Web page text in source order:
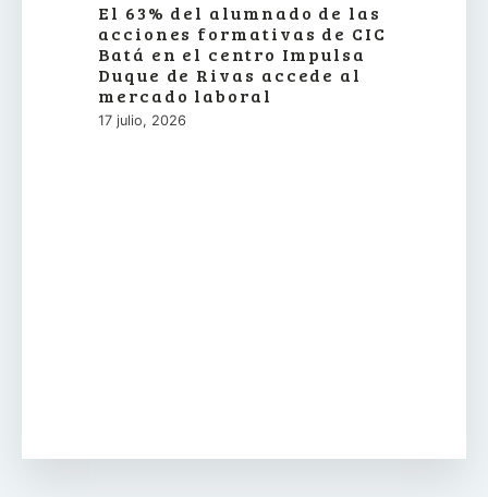
El 63% del alumnado de las
acciones formativas de CIC
Batá en el centro Impulsa
Duque de Rivas accede al
mercado laboral
17 julio, 2026